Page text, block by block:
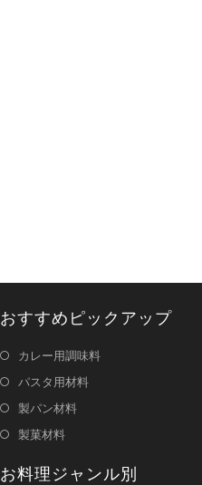
おすすめピックアップ
カレー用調味料
パスタ用材料
製パン材料
製菓材料
お料理ジャンル別